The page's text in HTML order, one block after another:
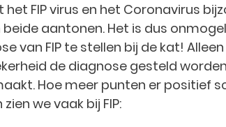
FIP virus en het Coronavirus
aantonen. Het is dus
van FIP te stellen bij de kat!
de diagnose gesteld
Hoe meer punten er positief
we vaak bij FIP: